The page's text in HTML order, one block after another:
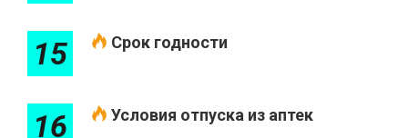
15 Срок годности
16 Условия отпуска из аптек